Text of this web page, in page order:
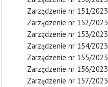
Zarządzenie nr 151/2023
Zarządzenie nr 152/2023
Zarządzenie nr 153/2023
Zarządzenie nr 154/2023
Zarządzenie nr 155/2023
Zarządzenie nr 156/2023
Zarządzenie nr 157/2023